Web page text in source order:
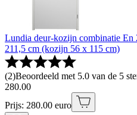
Lundia deur-kozijn combinatie
211,5 cm (kozijn 56 x 115 cm)
(2)Beoordeeld met 5.0 van de 5
280.00
Prijs: 280.00 euro